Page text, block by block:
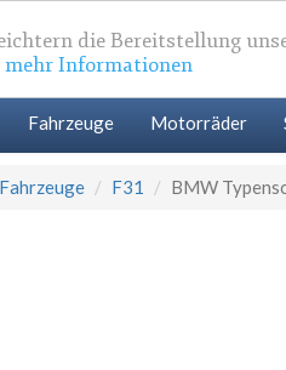
die Bereitstellung
mehr Informationen
Fahrzeuge Motorräder
Fahrzeuge F31 BMW